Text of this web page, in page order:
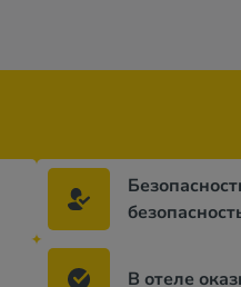
В отеле